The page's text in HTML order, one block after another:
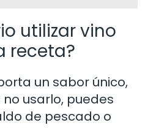
utilizar vino
receta?
un sabor único,
usarlo, puedes
de pescado o